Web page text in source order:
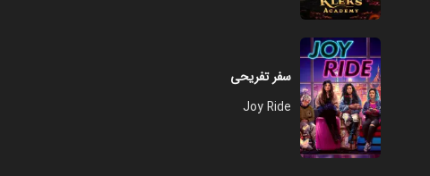
سفر تفریحی
Joy Ride